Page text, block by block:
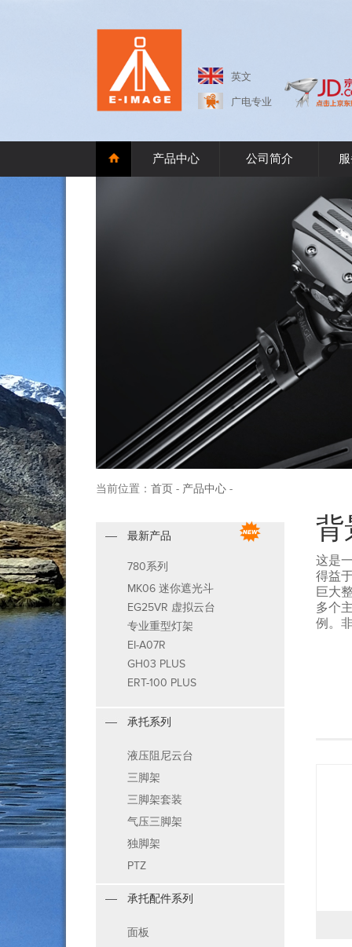
英文
广电专业
产品中心 公司简介
当前位置： 首页 - 产品中心 -
最新产品
780系列
MK06 迷你遮光斗
EG25VR 虚拟云台
专业重型灯架
EI-A07R
GH03 PLUS
ERT-100 PLUS
承托系列
液压阻尼云台
三脚架
三脚架套装
气压三脚架
独脚架
PTZ
承托配件系列
面板
背
这是
得益
巨大
多个
例。